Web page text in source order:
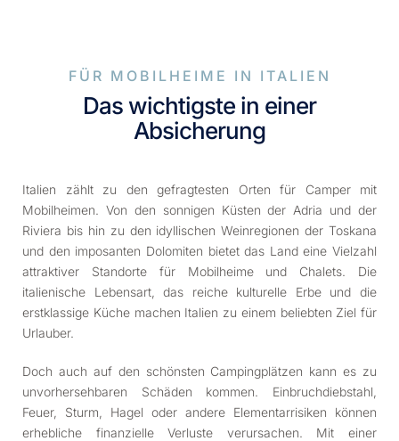
FÜR MOBILHEIME IN ITALIEN
Das wichtigste in einer
Absicherung
Italien zählt zu den gefragtesten Orten für Camper mit
Mobilheimen. Von den sonnigen Küsten der Adria und der
Riviera bis hin zu den idyllischen Weinregionen der Toskana
und den imposanten Dolomiten bietet das Land eine Vielzahl
attraktiver Standorte für Mobilheime und Chalets. Die
italienische Lebensart, das reiche kulturelle Erbe und die
erstklassige Küche machen Italien zu einem beliebten Ziel für
Urlauber.
Doch auch auf den schönsten Campingplätzen kann es zu
unvorhersehbaren Schäden kommen. Einbruchdiebstahl,
Feuer, Sturm, Hagel oder andere Elementarrisiken können
erhebliche finanzielle Verluste verursachen. Mit einer